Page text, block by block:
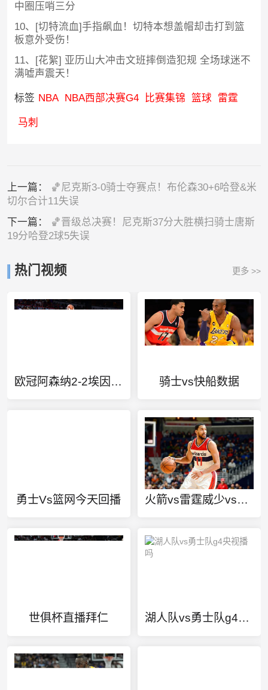
中圈压哨三分
10、[切特流血]手指飙血！切特本想盖帽却击打到篮
板意外受伤！
11、[花絮] 亚历山大冲击文班摔倒造犯规 全场球迷不
满嘘声震天！
标签 NBA NBA西部决赛G4 比赛集锦 篮球 雷霆
马刺
上一篇：
🏀尼克斯3-0骑士夺赛点！布伦森30+6哈登&米
切尔合计11失误
下一篇：
🏀晋级总决赛！尼克斯37分大胜横扫骑士唐斯
19分哈登2球5失误
热门视频 更多 >>
欧冠阿森纳2-2埃因霍温 骑士vs快船数据
勇士Vs篮网今天回播 火箭vs雷霆威少vs哈登第四节
世俱杯直播拜仁 湖人队vs勇士队g4央视播吗